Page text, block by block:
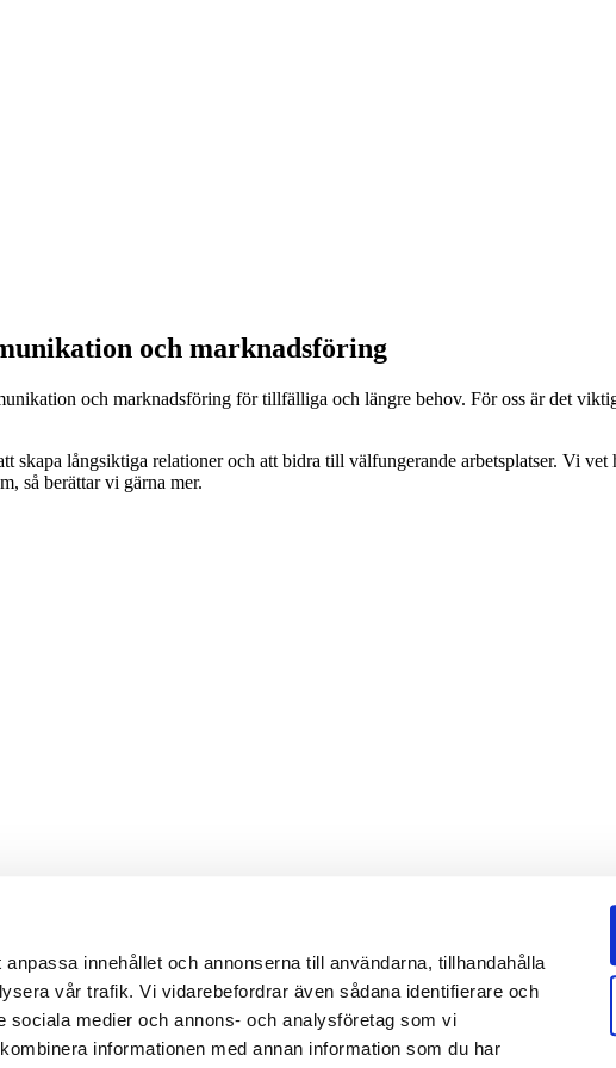
innehållet och annonserna till användarna, tillhandahålla
vår trafik. Vi vidarebefordrar även sådana identifierare och
sociala medier och annons- och analysföretag som vi
informationen med annan information som du har
och marknadsföring
och marknadsföring för tillfälliga och längre behov. För oss är det
skapa långsiktiga relationer och att bidra till välfungerande arbetsplatser. Vi
så berättar vi gärna mer.